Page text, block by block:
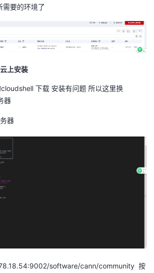
需要的环境了
上安装
下载 安装有问题 所以这里换
器
器
software/cann/community 按